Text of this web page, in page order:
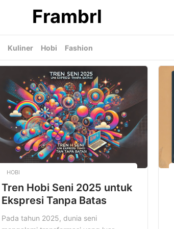
Frambrl
Kuliner Hobi Fashion
HOBI
Tren Hobi Seni 2025 untuk
Ekspresi Tanpa Batas
Pada tahun 2025, dunia seni